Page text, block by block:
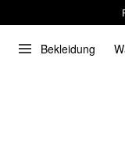
Bekleidung